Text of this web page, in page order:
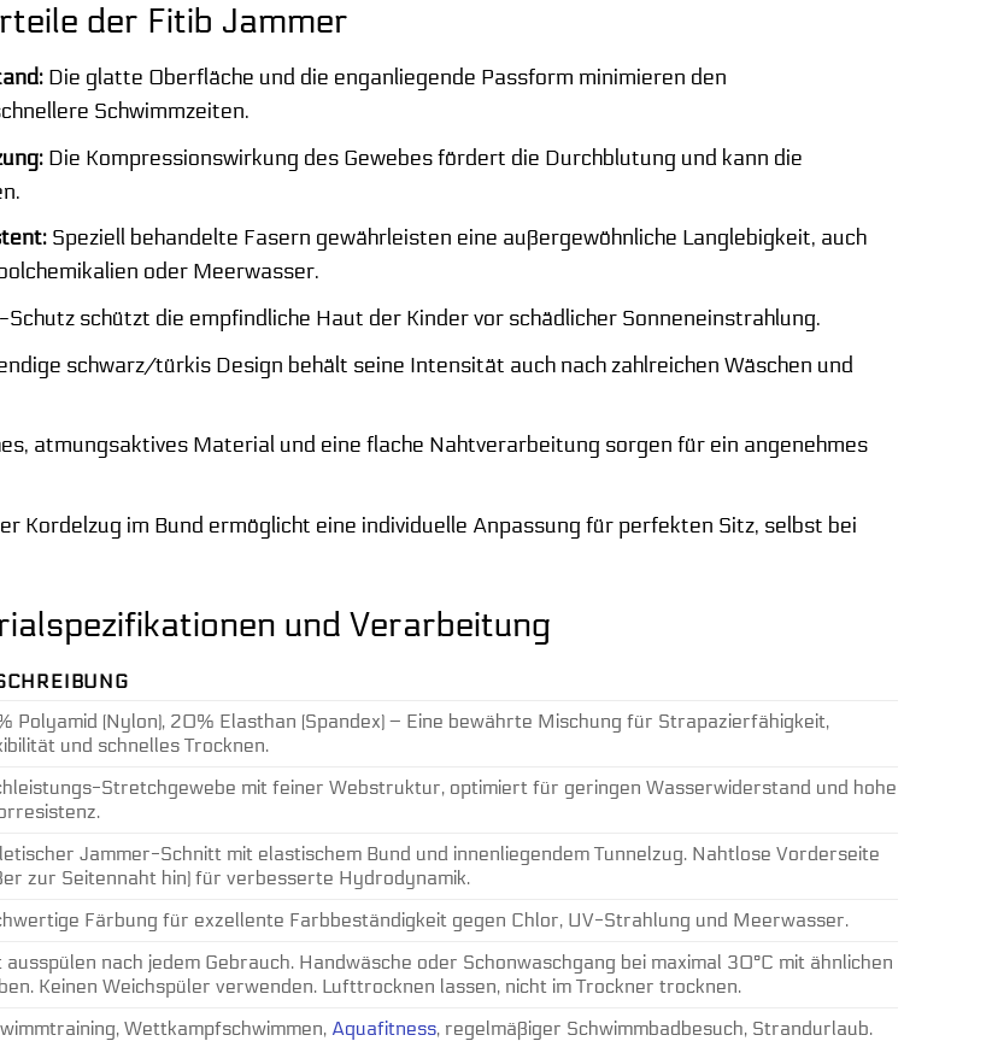
der Fitib Jammer
Die glatte Oberfläche und die enganliegende Passform minimieren den
Schwimmzeiten.
Die Kompressionswirkung des Gewebes fördert die Durchblutung und kann die
Speziell behandelte Fasern gewährleisten eine außergewöhnliche Langlebigkeit, auch
oder Meerwasser.
schützt die empfindliche Haut der Kinder vor schädlicher Sonneneinstrahlung.
schwarz/türkis Design behält seine Intensität auch nach zahlreichen Wäschen und
atmungsaktives Material und eine flache Nahtverarbeitung sorgen für ein angenehmes
Kordelzug im Bund ermöglicht eine individuelle Anpassung für perfekten Sitz, selbst bei
und Verarbeitung
Polyamid (Nylon), 20% Elasthan (Spandex) – Eine bewährte Mischung für Strapazierfähigkeit,
und schnelles Trocknen.
Stretchgewebe mit feiner Webstruktur, optimiert für geringen Wasserwiderstand und hohe
Jammer-Schnitt mit elastischem Bund und innenliegendem Tunnelzug. Nahtlose Vorderseite
zur Seitennaht hin) für verbesserte Hydrodynamik.
Färbung für exzellente Farbbeständigkeit gegen Chlor, UV-Strahlung und Meerwasser.
ausspülen nach jedem Gebrauch. Handwäsche oder Schonwaschgang bei maximal 30°C mit ähnlichen
Keinen Weichspüler verwenden. Lufttrocknen lassen, nicht im Trockner trocknen.
Wettkampfschwimmen, Aquafitness, regelmäßiger Schwimmbadbesuch, Strandurlaub.